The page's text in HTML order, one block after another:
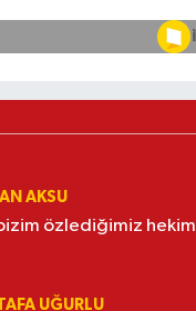
AKSU
özlediğimiz
UĞURLU